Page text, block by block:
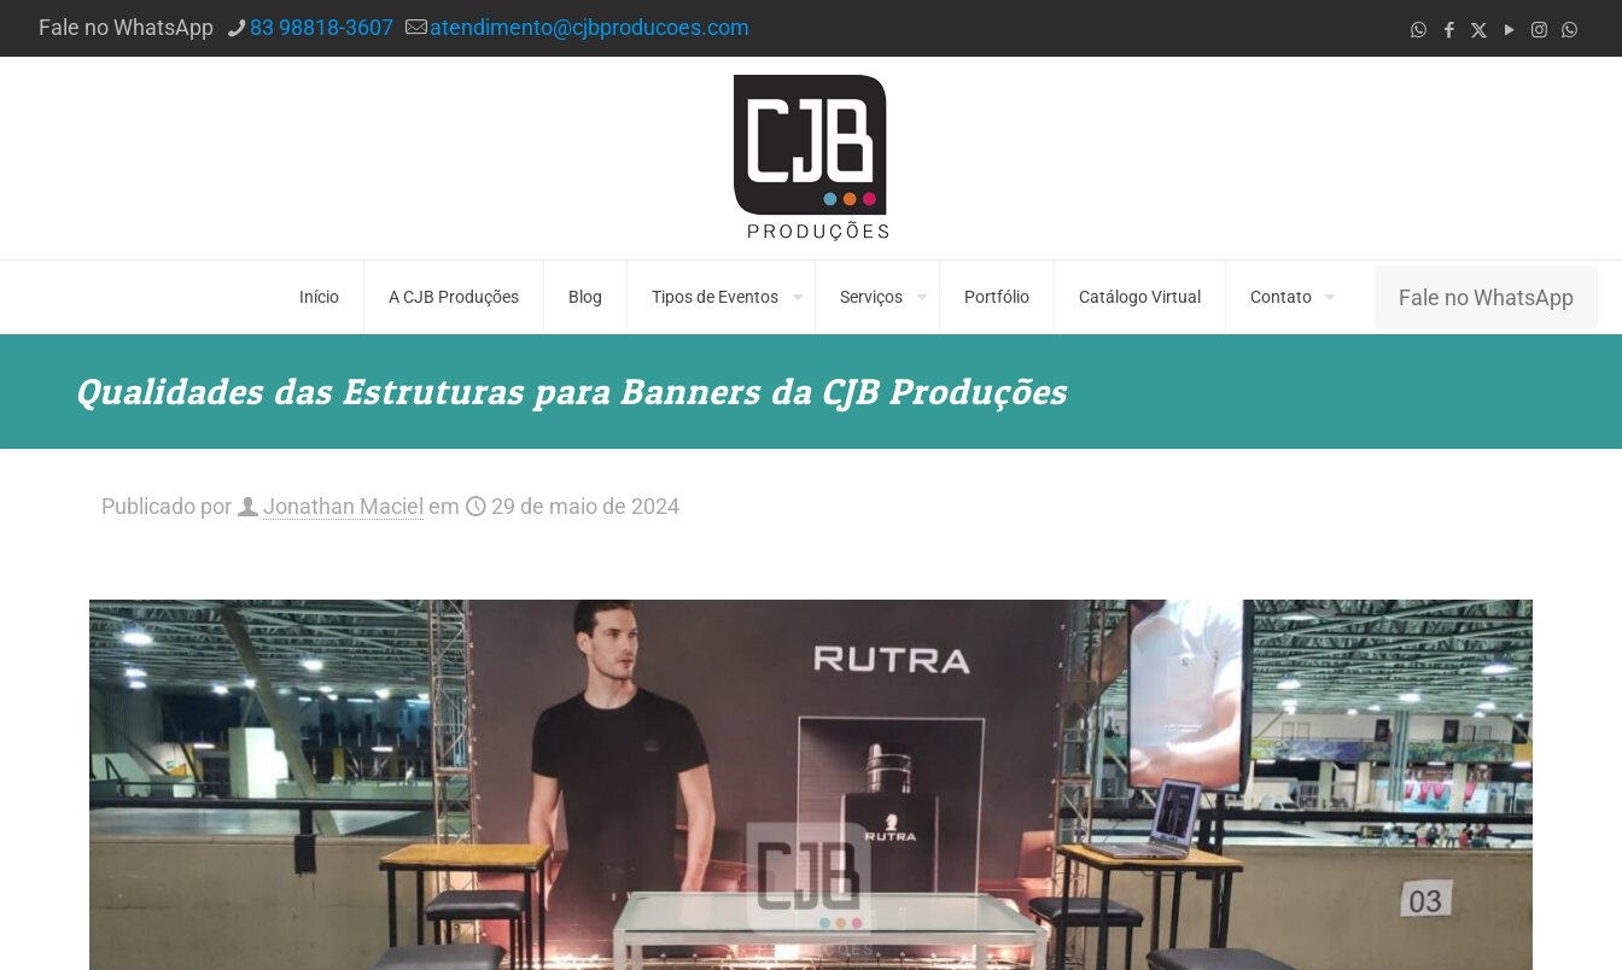
Fale no WhatsApp 83 98818-3607 atendimento@cjbproducoes.com
Início A CJB Produções Blog Tipos de Eventos Serviços Portfólio Catálogo Virtual Contato Fale no WhatsApp
Qualidades das Estruturas para Banners da CJB Produções
Publicado por Jonathan Maciel em 29 de maio de 2024